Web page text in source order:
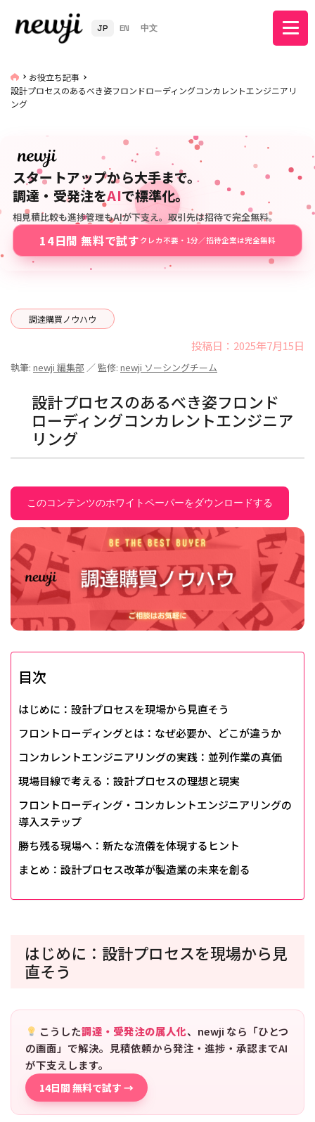
JP EN 中文
お役立ち記事
設計プロセスのあるべき姿フロンドローディングコンカレントエンジニアリ
ング
スタートアップから大手まで。
調達・受発注をAIで標準化。
相見積比較も進捗管理もAIが下支え。取引先は招待で完全無料。
14日間 無料で試す クレカ不要・1分／招待企業は完全無料
調達購買ノウハウ
投稿日：2025年7月15日
執筆: newji 編集部 ／ 監修: newji ソーシングチーム
設計プロセスのあるべき姿フロンド
ローディングコンカレントエンジニア
リング
このコンテンツのホワイトペーパーをダウンロードする
目次
はじめに：設計プロセスを現場から見直そう
フロントローディングとは：なぜ必要か、どこが違うか
コンカレントエンジニアリングの実践：並列作業の真価
現場目線で考える：設計プロセスの理想と現実
フロントローディング・コンカレントエンジニアリングの
導入ステップ
勝ち残る現場へ：新たな流儀を体現するヒント
まとめ：設計プロセス改革が製造業の未来を創る
はじめに：設計プロセスを現場から見
直そう
こうした調達・受発注の属人化、newji なら「ひとつ
の画面」で解決。見積依頼から発注・進捗・承認までAI
が下支えします。
14日間 無料で試す →